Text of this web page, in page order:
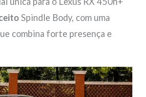
Spindle Body, com uma
combina forte presença e